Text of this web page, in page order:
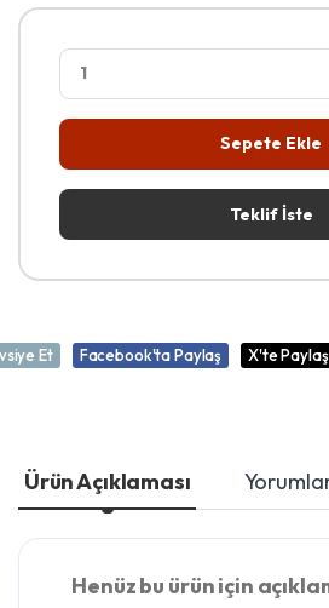
Sepete Ekle
Teklif İste
Et Facebook'ta Paylaş X'te Paylaş
Ürün Açıklaması
Henüz bu ürün için